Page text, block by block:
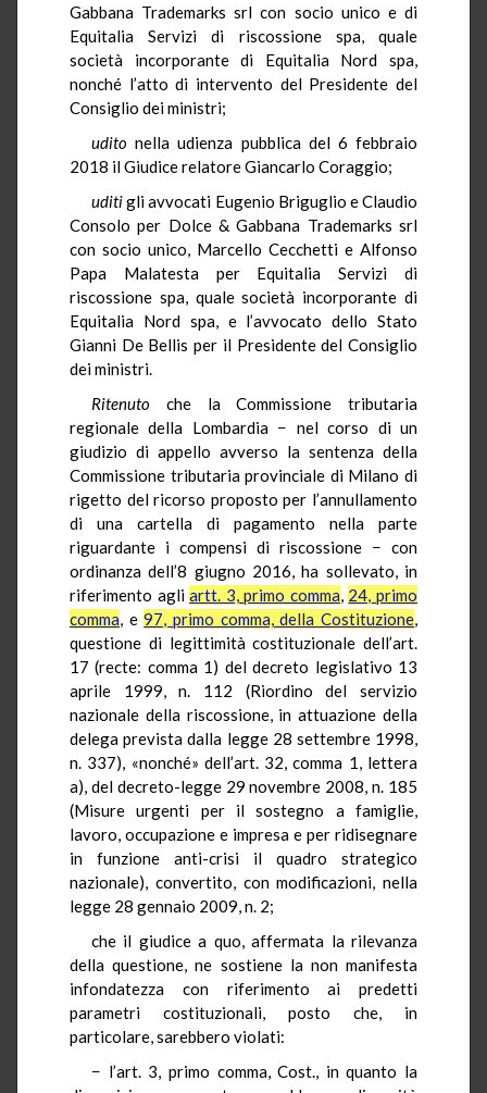
Gabbana Trademarks srl con socio unico e di
Equitalia Servizi di riscossione spa, quale
società incorporante di Equitalia Nord spa,
nonché l’atto di intervento del Presidente del
Consiglio dei ministri;
uditonella udienza pubblica del 6 febbraio
2018 il Giudice relatore Giancarlo Coraggio;
uditigli avvocati Eugenio Briguglio e Claudio
Consolo per Dolce & Gabbana Trademarks srl
con socio unico, Marcello Cecchetti e Alfonso
Papa Malatesta per Equitalia Servizi di
riscossione spa, quale società incorporante di
Equitalia Nord spa, e l’avvocato dello Stato
Gianni De Bellis per il Presidente del Consiglio
dei ministri.
Ritenuto che la Commissione tributaria
regionale della Lombardia − nel corso di un
giudizio di appello avverso la sentenza della
Commissione tributaria provinciale di Milano di
rigetto del ricorso proposto per l’annullamento
di una cartella di pagamento nella parte
riguardante i compensi di riscossione − con
ordinanza dell’8 giugno 2016, ha sollevato, in
riferimento agliartt. 3, primo comma, 24, primo
comma, e97, primo comma, della Costituzione,
questione di legittimità costituzionale dell’art.
17 (recte: comma 1) del decreto legislativo 13
aprile 1999, n. 112 (Riordino del servizio
nazionale della riscossione, in attuazione della
delega prevista dalla legge 28 settembre 1998,
n. 337), «nonché» dell’art. 32, comma 1, lettera
a), del decreto-legge 29 novembre 2008, n. 185
(Misure urgenti per il sostegno a famiglie,
lavoro, occupazione e impresa e per ridisegnare
in funzione anti-crisi il quadro strategico
nazionale), convertito, con modificazioni, nella
legge 28 gennaio 2009, n. 2;
che il giudice a quo, affermata la rilevanza
della questione, ne sostiene la non manifesta
infondatezza con riferimento ai predetti
parametri costituzionali, posto che, in
particolare, sarebbero violati:
− l’art. 3, primo comma, Cost., in quanto la